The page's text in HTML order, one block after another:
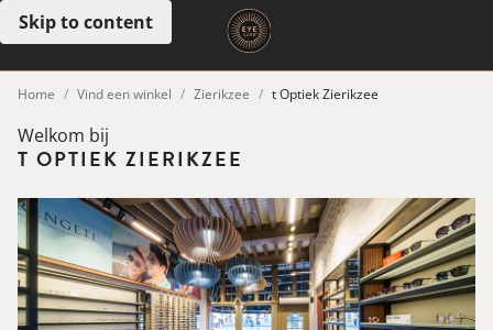
Skip to content
Open menu
Home Vind een winkel Zierikzee t Optiek Zierikzee
Welkom bij
T OPTIEK ZIERIKZEE